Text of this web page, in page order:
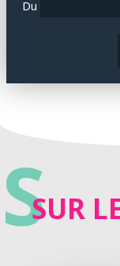
Du
SSUR